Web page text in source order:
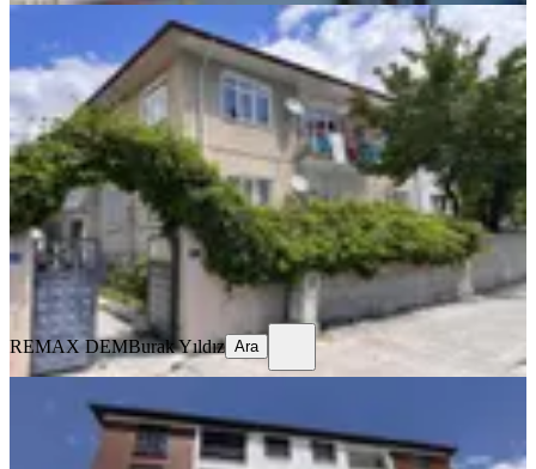
BALKONLU
Remax Dem'den İnönü Mah. Kiralık
3+1 Daire
Merkez, Yavuz Selim Mahallesi
3+1·125 m²·Yüksek giriş ·23.07.2026
13.000 ₺
REMAX DEMBurak Yıldız
Ara
REMAX DEMBurak Yıldız Ara
Remax Dem'den Cumhuriyet Mah.
2+1 Kiralık Daire